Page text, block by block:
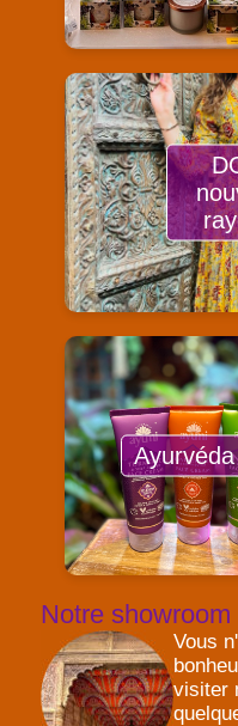
Ayurvéda
Notre showroom
Vous
visiter